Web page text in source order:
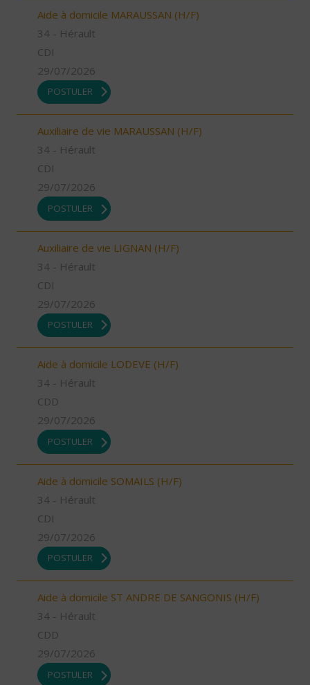
Aide à domicile MARAUSSAN (H/F)
34 - Hérault
CDI
29/07/2026
POSTULER
Auxiliaire de vie MARAUSSAN (H/F)
34 - Hérault
CDI
29/07/2026
POSTULER
Auxiliaire de vie LIGNAN (H/F)
34 - Hérault
CDI
29/07/2026
POSTULER
Aide à domicile LODEVE (H/F)
34 - Hérault
CDD
29/07/2026
POSTULER
Aide à domicile SOMAILS (H/F)
34 - Hérault
CDI
29/07/2026
POSTULER
Aide à domicile ST ANDRE DE SANGONIS (H/F)
34 - Hérault
CDD
29/07/2026
POSTULER